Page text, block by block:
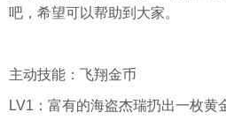
吧，希望可以帮助到大家。
主动技能：飞翔金币
LV1：富有的海盗杰瑞扔出一枚黄